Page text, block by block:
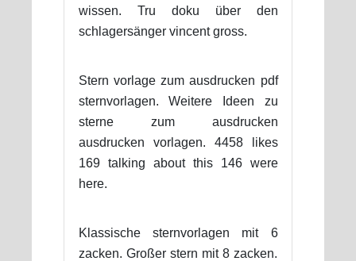
wissen. Tru doku über den
schlagersänger vincent gross.
Stern vorlage zum ausdrucken pdf
sternvorlagen. Weitere Ideen zu
sterne zum ausdrucken
ausdrucken vorlagen. 4458 likes
169 talking about this 146 were
here.
Klassische sternvorlagen mit 6
zacken. Großer stern mit 8 zacken.